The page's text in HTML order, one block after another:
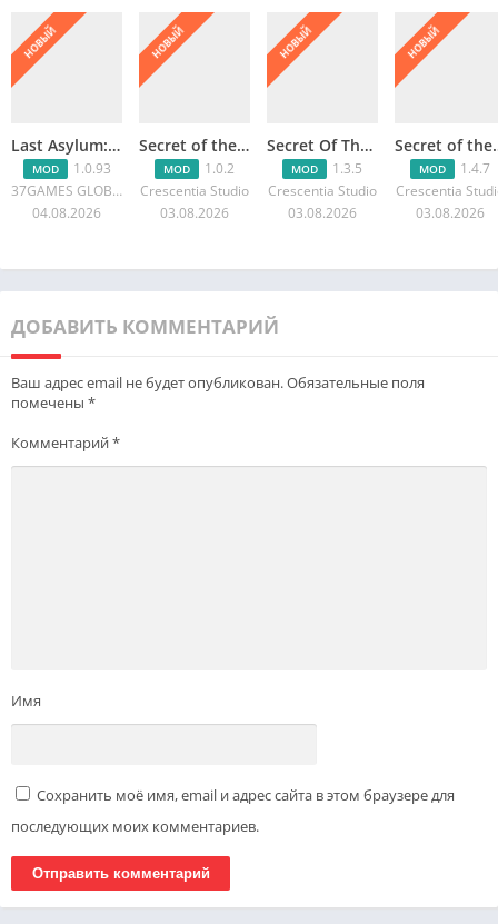
НОВЫЙ
Last Asylum: Выживание в чуме
MOD
1.0.93
37GAMES GLOBAL
04.08.2026
НОВЫЙ
Secret of the cellar : Eternal
MOD
1.0.2
Crescentia Studio
03.08.2026
НОВЫЙ
Secret Of The Cellar 2
MOD
1.3.5
Crescentia Studio
03.08.2026
НОВЫЙ
MOD
1.4.7
Crescentia
03.08.2026
ДОБАВИТЬ КОММЕНТАРИЙ
Ваш адрес email не будет опубликован.Обязательные поля
помечены *
Комментарий*
Имя
Сохранить моё имя, email и адрес сайта в этом браузере для
последующих моих комментариев.